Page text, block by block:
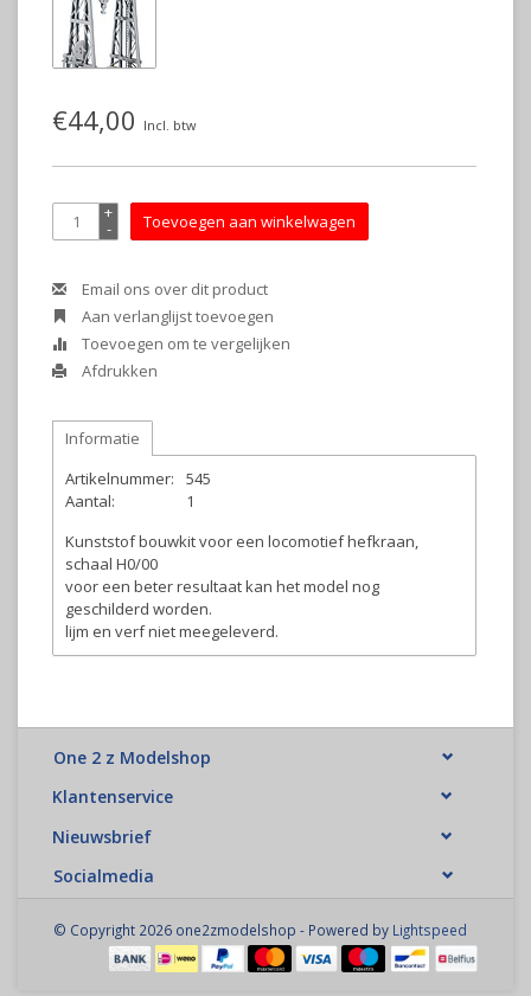
€44,00 Incl. btw
+
- Toevoegen aan winkelwagen
Email ons over dit product
Aan verlanglijst toevoegen
Toevoegen om te vergelijken
Afdrukken
Informatie
Artikelnummer:
545
Aantal:
1
Kunststof bouwkit voor een locomotief hefkraan,
schaal H0/00
voor een beter resultaat kan het model nog
geschilderd worden.
lijm en verf niet meegeleverd.
One 2 z Modelshop
Klantenservice
Nieuwsbrief
Socialmedia
© Copyright 2026 one2zmodelshop - Powered by Lightspeed